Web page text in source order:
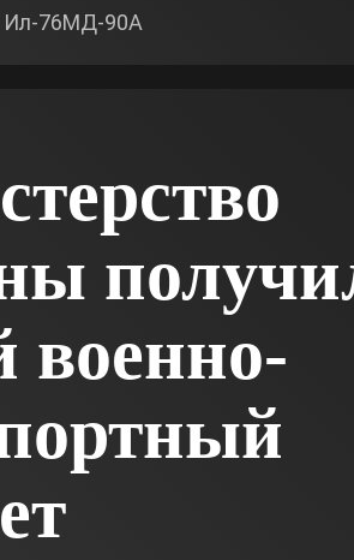
Ил-76МД-90А
военно-